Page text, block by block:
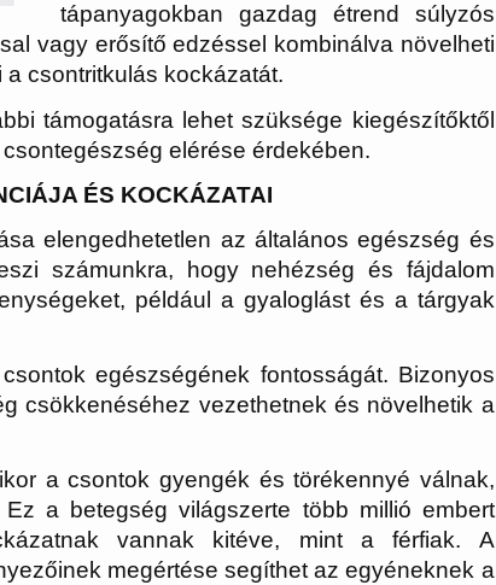
tápanyagokban gazdag étrend súlyzós
vagy erősítő edzéssel kombinálva növelheti
csontritkulás kockázatát.
támogatásra lehet szüksége kiegészítőktől
elérése érdekében.
ÉS KOCKÁZATAI
elengedhetetlen az általános egészség és
számunkra, hogy nehézség és fájdalom
például a gyaloglást és a tárgyak
egészségének fontosságát. Bizonyos
csökkenéséhez vezethetnek és növelhetik a
a csontok gyengék és törékennyé válnak,
a betegség világszerte több millió embert
vannak kitéve, mint a férfiak. A
megértése segíthet az egyéneknek a